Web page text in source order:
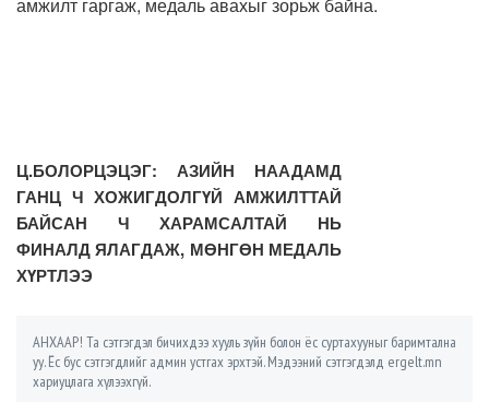
Ц.БОЛОРЦЭЦЭГ: АЗИЙН НААДАМД
ГАНЦ Ч ХОЖИГДОЛГҮЙ АМЖИЛТТАЙ
БАЙСАН Ч ХАРАМСАЛТАЙ НЬ
ФИНАЛД ЯЛАГДАЖ, МӨНГӨН МЕДАЛЬ
ХҮРТЛЭЭ
АНХААР! Та сэтгэгдэл бичихдээ хууль зүйн болон ёс суртахууныг баримтална
уу. Ёс бус сэтгэгдлийг админ устгах эрхтэй. Мэдээний сэтгэгдэлд ergelt.mn
хариуцлага хүлээхгүй.